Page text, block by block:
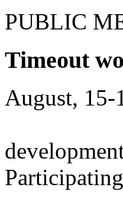
PUBLIC
Timeout
August, 15-